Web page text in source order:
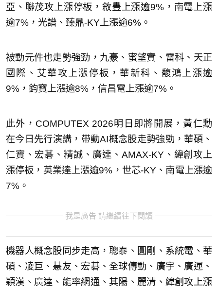
亞、聯茂攻上漲停板，敘豐上漲逾9%，南電上漲
逾7%，光譜、臻鼎-KY上漲逾6%。
被動元件也走勢強勁，九豪、蜜望實、雷科、天正
國際、艾華攻上漲停板，華新科、馥鴻上漲逾
9%，鈞寶上漲逾8%，信昌電上漲逾7%。
此外，COMPUTEX 2026明日即將開展，黃仁勳
在今日先行演講，帶動AI概念股走勢強勁，華碩、
仁寶、宏碁、精誠、廣達、AMAX-KY、緯創攻上
漲停板，英業達上漲逾9%，世芯-KY、南電上漲逾
7%。
我是廣告 請繼續往下閱讀
機器人概念股同步走高，聰泰、圓剛、系統電、華
碩、凌巨、慧友、宏碁、全球傳動、廣宇、廣運、
穎漢、廣達、能率網通、其陽、麗清、緯創攻上漲